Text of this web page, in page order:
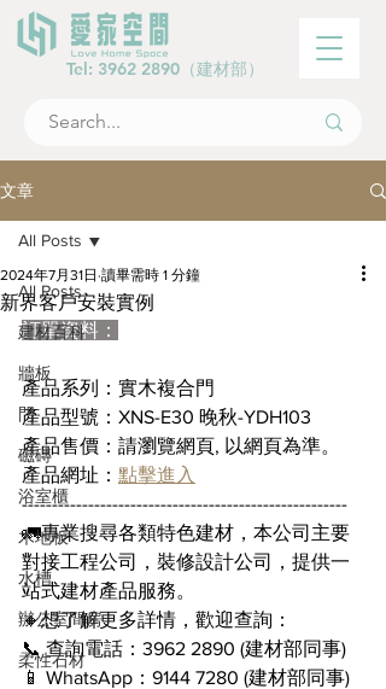
Tel: 3962 2890 （建材部）
文章
All Posts
建材百科
牆板
門
磁磚
浴室櫃
木地板
水槽
辦公室間房
柔性石材
All Posts
新界客戶安裝實例
2024年7月31日 讀畢需時 1 分鐘
訂單資料：
產品系列：實木複合門
產品型號：XNS-E30 晚秋-YDH103
產品售價：請瀏覽網頁, 以網頁為準。
產品網址： 點擊進入
------------------------------------------------------
🚛專業搜尋各類特色建材，本公司主要
對接工程公司，裝修設計公司，提供一
站式建材產品服務。
🔸想了解更多詳情，歡迎查詢：
📞 查詢電話：3962 2890 (建材部同事)
📱 WhatsApp：9144 7280 (建材部同事)